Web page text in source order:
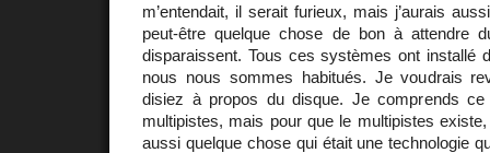
m’entendait, il serait furieux, mais j’aurais
peut-être quelque chose de bon à attendre
disparaissent. Tous ces systèmes ont installé
nous nous sommes habitués. Je voudrais
disiez à propos du disque. Je comprends
multipistes, mais pour que le multipistes
aussi quelque chose qui était une technologie